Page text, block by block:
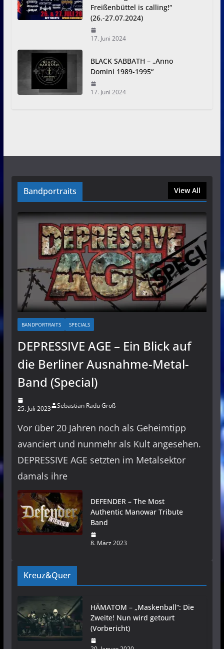
Freißenbüttel is calling!“
(26.-27.07.2024)
17. Juni 2024
BLACK SABBATH – „Anno
Domini 1989-1995“
17. Juni 2024
Bandportraits View All
BANDPORTRAITS SPECIALS
DEPRESSIVE AGE – Ein Blick auf
die Berliner Ausnahme-Metal-
Band (Special)
25. Juli 2023 Sebastian Radu Groß
Vor über 20 Jahren noch als Geheimtipp
avanciert und nunmehr als Kult angesehen.
DEPRESSIVE AGE setzten im Metalsektor
damals ihre
DEFENDER – The Most
Authentic Manowar Tribute
Band
8. März 2023
Kreuz&Quer
HÄMATOM – „Maskenball“: Die
Zweite! Nun wird getourt
(Vorbericht)